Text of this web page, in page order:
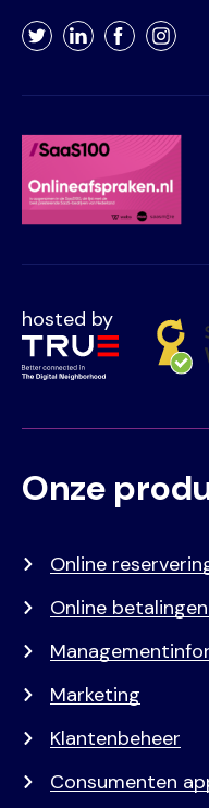
TwitterLinkedInFacebook
hosted by
Voet
Primair
Onze
Online
Online
Marketing
Klantenbeheer
Consumenten